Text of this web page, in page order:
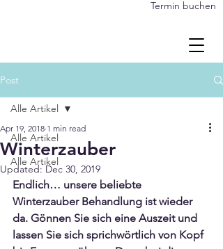
Termin buchen
Post
Alle Artikel
Alle Artikel
Alle Artikel
Winterzauber
Apr 19, 2018 1 min read
Updated:Dec 30, 2019
Endlich… unsere beliebte
Winterzauber Behandlung ist wieder
da. Gönnen Sie sich eine Auszeit und
lassen Sie sich sprichwörtlich von Kopf